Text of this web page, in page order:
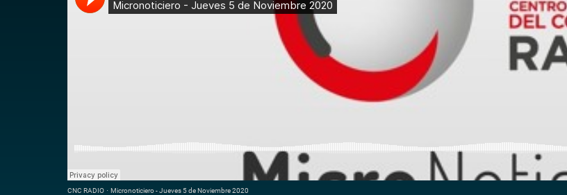
CNC RADIO · Micronoticiero - Jueves 5 de Noviembre 2020